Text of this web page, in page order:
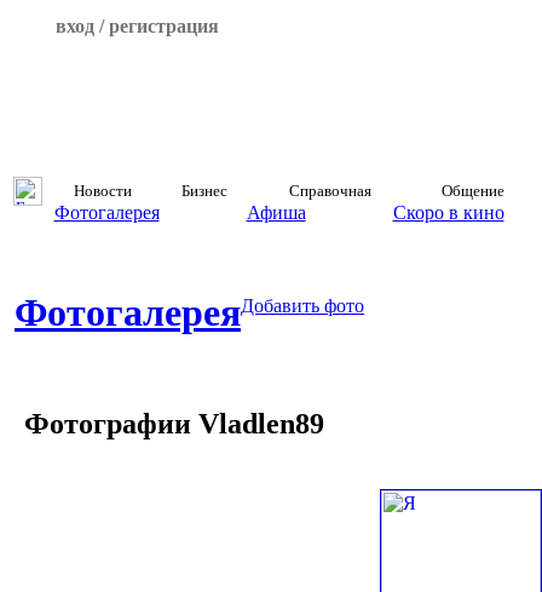
вход / регистрация
Новости Бизнес Справочная Общение
Фотогалерея Афиша Скоро в кино
ФотогалереяДобавить фото
Фотографии Vladlen89